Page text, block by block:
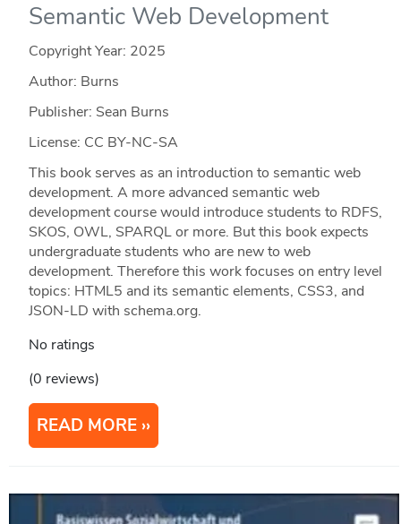
Semantic Web Development
Copyright Year: 2025
Author: Burns
Publisher: Sean Burns
License: CC BY-NC-SA
This book serves as an introduction to semantic web
development. A more advanced semantic web
development course would introduce students to RDFS,
SKOS, OWL, SPARQL or more. But this book expects
undergraduate students who are new to web
development. Therefore this work focuses on entry level
topics: HTML5 and its semantic elements, CSS3, and
JSON-LD with schema.org.
No ratings
(0 reviews)
READ MORE